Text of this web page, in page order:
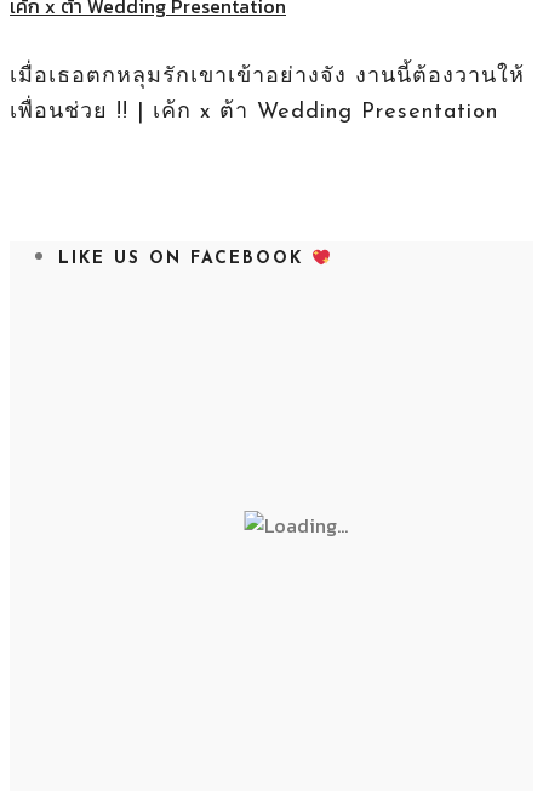
เมื่อเธอตกหลุมรักเขาเข้าอย่างจัง งานนี้ต้องวานให้
เพื่อนช่วย !! | เค้ก x ต้า Wedding Presentation
LIKE US ON FACEBOOK